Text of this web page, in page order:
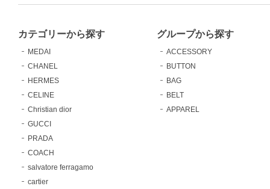
カテゴリーから探す
MEDAI
CHANEL
HERMES
CELINE
Christian dior
GUCCI
PRADA
COACH
salvatore ferragamo
cartier
グループから探す
ACCESSORY
BUTTON
BAG
BELT
APPAREL